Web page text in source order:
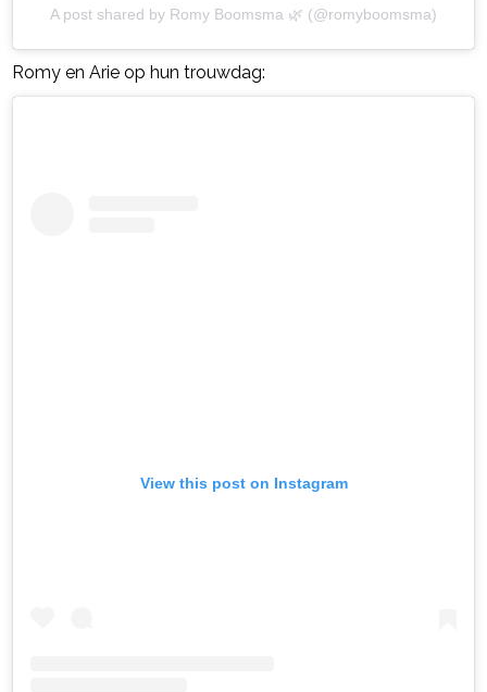
A post shared by Romy Boomsma 🌿 (@romyboomsma)
Romy en Arie op hun trouwdag:
View this post on Instagram